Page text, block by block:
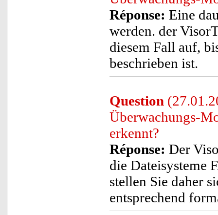
Réponse: Eine
werden. der
diesem Fall auf,
beschrieben ist.
Question
Überwachungs-
erkennt?
Réponse: Der
die Dateisysteme
stellen Sie daher
entsprechend